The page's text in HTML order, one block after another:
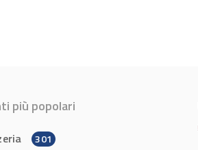
più popolari
301